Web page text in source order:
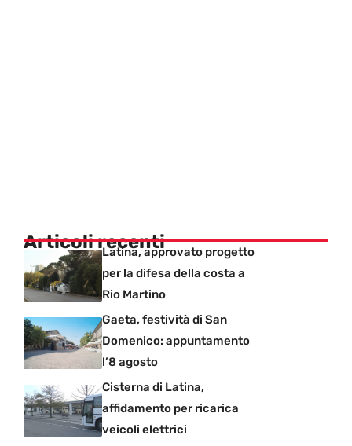
Articoli recentiLatina, approvato progetto
per la difesa della costa a
Rio Martino
Gaeta, festività di San
Domenico: appuntamento
l’8 agosto
Cisterna di Latina,
affidamento per ricarica
veicoli elettrici